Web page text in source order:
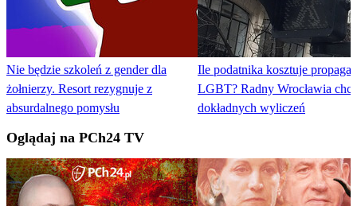
Nie będzie szkoleń z gender dla
żołnierzy. Resort rezygnuje z
absurdalnego pomysłu
Ile podatnika kosztuje
LGBT? Radny Wrocławia chce
dokładnych wyliczeń
Oglądaj na PCh24 TV